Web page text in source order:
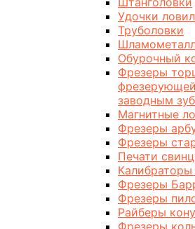
Удочки
Труболовки
Обурочный
Фрезеры
заводным
Магнитные
Фрезеры
Фрезеры
Печати
Фрезеры
Фрезеры
Райберы